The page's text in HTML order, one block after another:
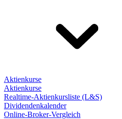
Aktienkurse
Aktienkurse
Realtime-Aktienkursliste (L&S)
Dividendenkalender
Online-Broker-Vergleich